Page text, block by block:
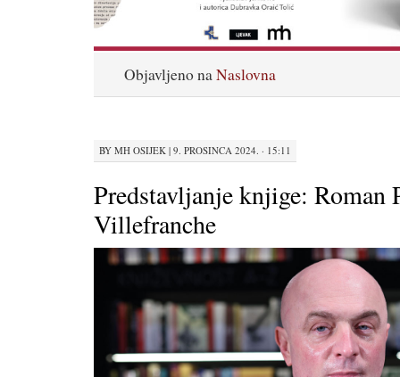
Objavljeno naNaslovna
BY MH OSIJEK | 9. PROSINCA 2024. · 15:11
Predstavljanje knjige: Roman
Villefranche